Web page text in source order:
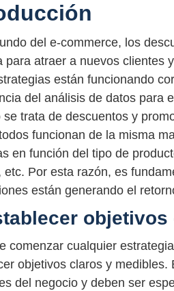
del e-commerce, los
para atraer a nuevos clientes
están funcionando
del análisis de datos para
se trata de descuentos y
funcionan de la misma
en función del tipo de
etc. Por esta razón, es
están generando el
objetivos
comenzar cualquier
objetivos claros y
del negocio y deben ser